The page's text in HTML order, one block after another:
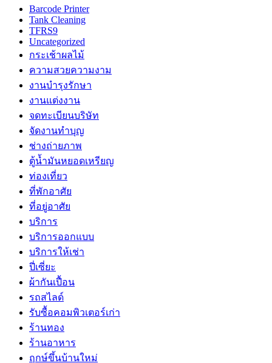
Barcode Printer
Tank Cleaning
TFRS9
Uncategorized
กระเช้าผลไม้
ความสวยความงาม
งานบำรุงรักษา
งานแต่งงาน
จดทะเบียนบริษัท
จัดงานทำบุญ
ช่างถ่ายภาพ
ตู้น้ำมันหยอดเหรียญ
ท่องเที่ยว
ที่พักอาศัย
ที่อยู่อาศัย
บริการ
บริการออกแบบ
บริการให้เช่า
ปี่เซี่ยะ
ผ้ากันเปื้อน
รถสไลด์
รับซื้อคอมพิวเตอร์เก่า
ร้านทอง
ร้านอาหาร
ฤกษ์ขึ้นบ้านใหม่